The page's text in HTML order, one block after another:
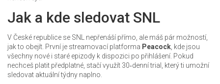
Jak a kde sledovat SNL
V České republice se SNL nepřenáší přímo, ale máš pár možností,
jak to obejít. První je streamovací platforma Peacock , kde jsou
všechny nové i staré epizody k dispozici po přihlášení. Pokud
nechceš platit předplatné, stačí využít 30‑denní trial, který ti umožní
sledovat aktuální týdny naplno.